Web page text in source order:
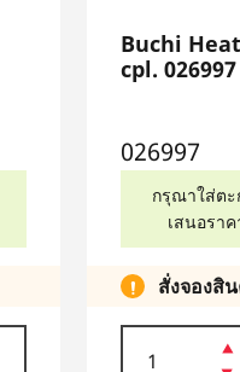
Buchi
cpl. 026997
026997
กรุณาใส่ต
เสนอรา
สั่งจองสิ